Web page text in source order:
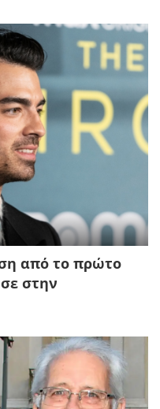
από το πρώτο
στην